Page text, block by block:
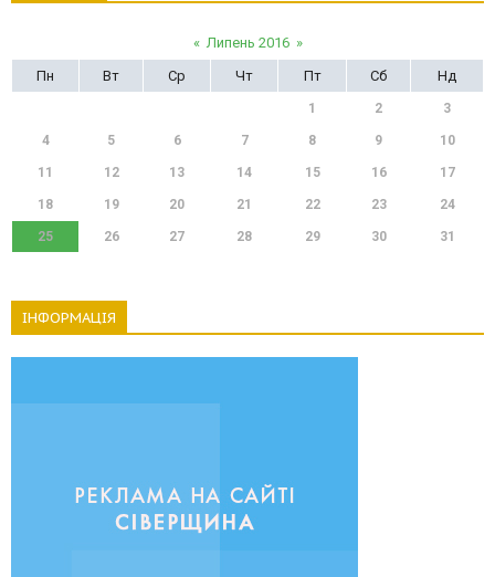
« Липень 2016 »
Пн
Вт Ср Чт Пт Сб Нд
1 2 3
4 5 6 7 8 9 10
11 12 13 14 15 16 17
18 19 20 21 22 23 24
25 26 27 28 29 30 31
ІНФОРМАЦІЯ